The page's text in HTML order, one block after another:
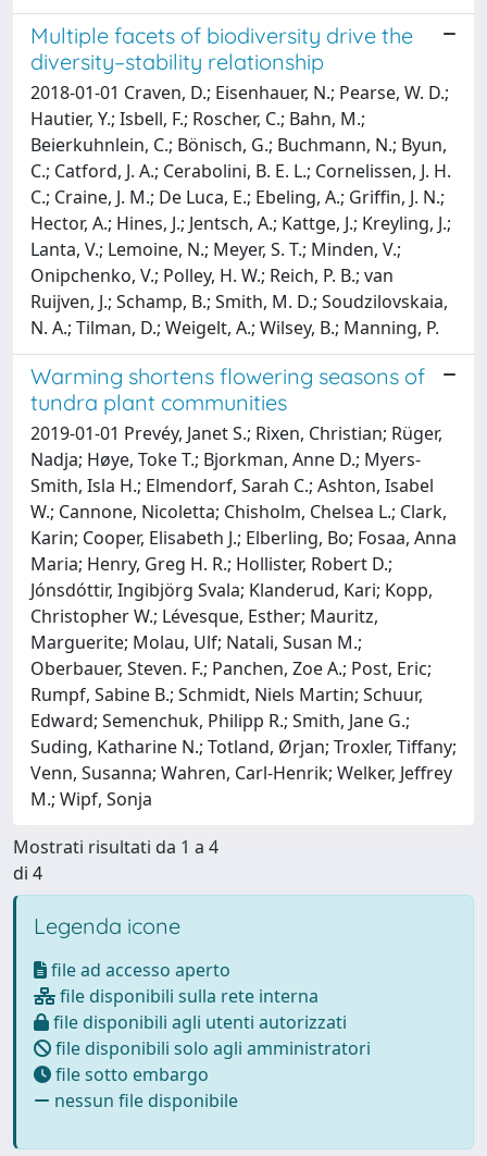
Multiple facets of biodiversity drive the
diversity–stability relationship
2018-01-01 Craven, D.; Eisenhauer, N.; Pearse, W. D.;
Hautier, Y.; Isbell, F.; Roscher, C.; Bahn, M.;
Beierkuhnlein, C.; Bönisch, G.; Buchmann, N.; Byun,
C.; Catford, J. A.; Cerabolini, B. E. L.; Cornelissen, J. H.
C.; Craine, J. M.; De Luca, E.; Ebeling, A.; Griffin, J. N.;
Hector, A.; Hines, J.; Jentsch, A.; Kattge, J.; Kreyling, J.;
Lanta, V.; Lemoine, N.; Meyer, S. T.; Minden, V.;
Onipchenko, V.; Polley, H. W.; Reich, P. B.; van
Ruijven, J.; Schamp, B.; Smith, M. D.; Soudzilovskaia,
N. A.; Tilman, D.; Weigelt, A.; Wilsey, B.; Manning, P.
Warming shortens flowering seasons of
tundra plant communities
2019-01-01 Prevéy, Janet S.; Rixen, Christian; Rüger,
Nadja; Høye, Toke T.; Bjorkman, Anne D.; Myers-
Smith, Isla H.; Elmendorf, Sarah C.; Ashton, Isabel
W.; Cannone, Nicoletta; Chisholm, Chelsea L.; Clark,
Karin; Cooper, Elisabeth J.; Elberling, Bo; Fosaa, Anna
Maria; Henry, Greg H. R.; Hollister, Robert D.;
Jónsdóttir, Ingibjörg Svala; Klanderud, Kari; Kopp,
Christopher W.; Lévesque, Esther; Mauritz,
Marguerite; Molau, Ulf; Natali, Susan M.;
Oberbauer, Steven. F.; Panchen, Zoe A.; Post, Eric;
Rumpf, Sabine B.; Schmidt, Niels Martin; Schuur,
Edward; Semenchuk, Philipp R.; Smith, Jane G.;
Suding, Katharine N.; Totland, Ørjan; Troxler, Tiffany;
Venn, Susanna; Wahren, Carl-Henrik; Welker, Jeffrey
M.; Wipf, Sonja
Mostrati risultati da 1 a 4
di 4
Legenda icone
file ad accesso aperto
file disponibili sulla rete interna
file disponibili agli utenti autorizzati
file disponibili solo agli amministratori
file sotto embargo
nessun file disponibile